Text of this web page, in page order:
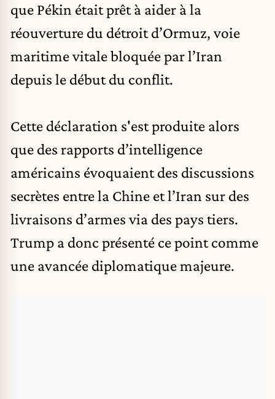
que Pékin était prêt à aider à la
réouverture du détroit d’Ormuz, voie
maritime vitale bloquée par l’Iran
depuis le début du conflit.
Cette déclaration s'est produite alors
que des rapports d’intelligence
américains évoquaient des discussions
secrètes entre la Chine et l’Iran sur des
livraisons d’armes via des pays tiers.
Trump a donc présenté ce point comme
une avancée diplomatique majeure.